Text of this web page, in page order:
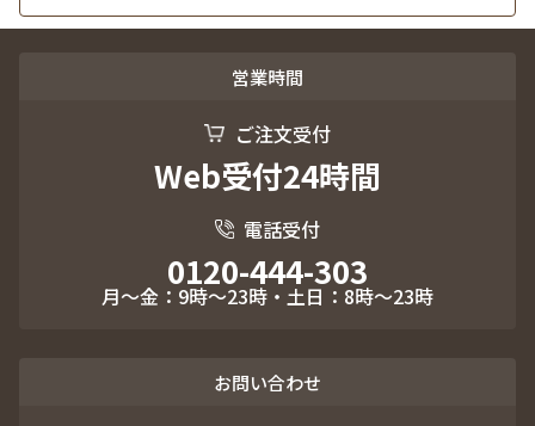
営業時間
ご注文受付
Web受付24時間
電話受付
0120-444-303
月～金：9時～23時・土日：8時～23時
お問い合わせ